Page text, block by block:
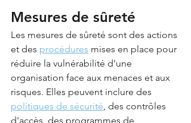
Mesures de sûreté
Les mesures de sûreté sont des actions
et des procédures mises en place pour
réduire la vulnérabilité d'une
organisation face aux menaces et aux
risques. Elles peuvent inclure des
politiques de sécurité, des contrôles
d'accès, des programmes de